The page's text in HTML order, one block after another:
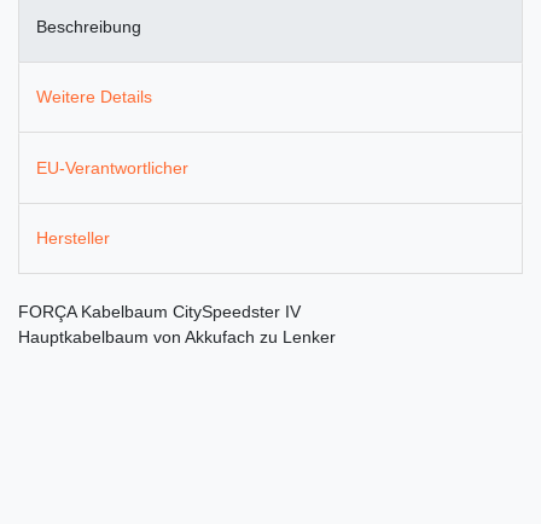
Beschreibung
Weitere Details
EU-Verantwortlicher
Hersteller
FORÇA Kabelbaum CitySpeedster IV
Hauptkabelbaum von Akkufach zu Lenker